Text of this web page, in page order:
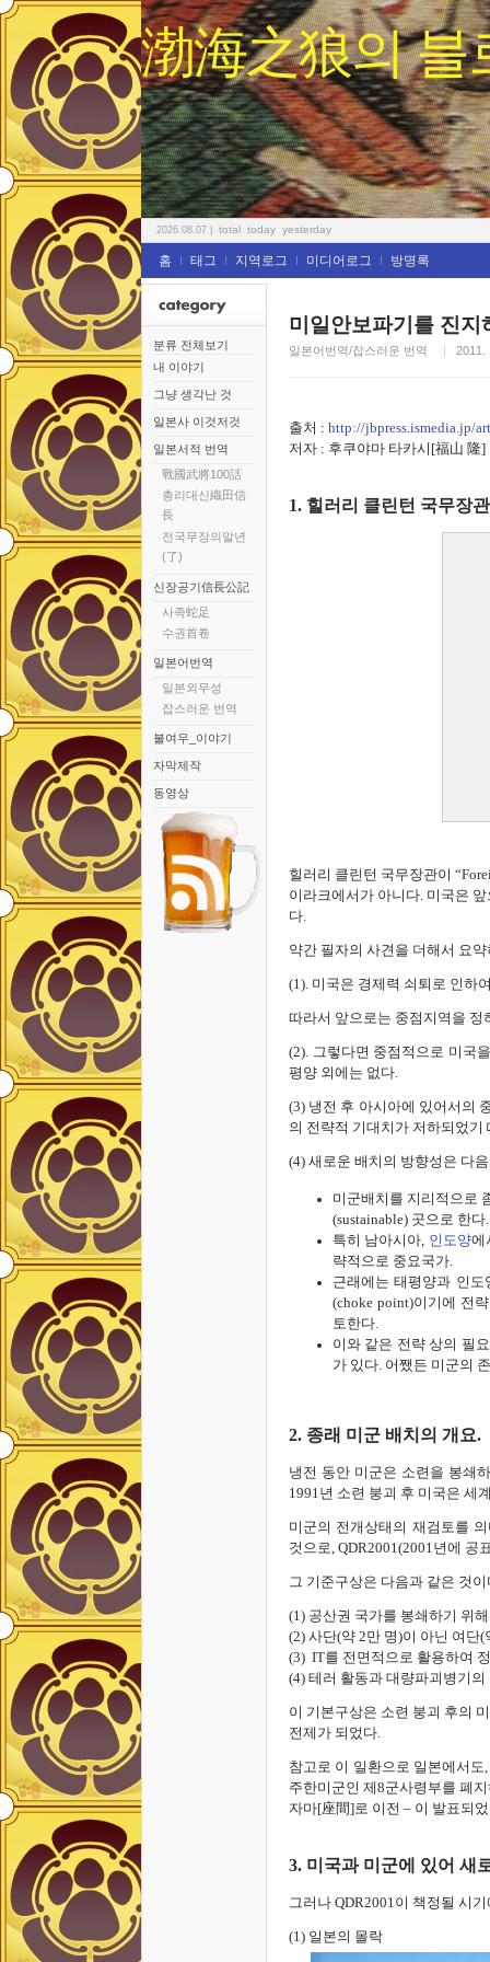
渤海之狼의 블
2026.08.07 total today yesterday
홈 태그 지역로그 미디어로그 방명록
분류 전체보기
내 이야기
그냥 생각난 것
일본사 이것저것
일본서적 번역
戰國武將100話
총리대신織田信
長
전국무장의말년
(了)
신장공기信長公記
사족蛇足
수권首卷
일본어번역
일본외무성
잡스러운 번역
불여우_이야기
자막제작
동영상
미일안보파기를 진지
일본어번역/잡스러운 번역 2011.
출처 : http://jbpress.ismedia.jp/
저자 : 후쿠야마 타카시[福山 隆]
1. 힐러리 클린턴 국무장
힐러리 클린턴 국무장관이
이라크에서가 아니다. 미국은
다.
약간 필자의 사견을 더해서 요
(1). 미국은 경제력 쇠퇴로 인하
따라서 앞으로는 중점지역을 정
(2). 그렇다면 중점적으로 미국
평양 외에는 없다.
(3) 냉전 후 아시아에 있어서의
의 전략적 기대치가 저하되었기
(4) 새로운 배치의 방향성은 다
미군배치를 지리적으로
(sustainable) 곳으로 한다.
특히 남아시아, 인도양에
략적으로 중요국가.
근래에는 태평양과 인
(choke point)이기에 전
토한다.
이와 같은 전략 상의 필
가 있다. 어쨌든 미군의
2. 종래 미군 배치의 개요.
냉전 동안 미군은 소련을 봉쇄
1991년 소련 붕괴 후 미국은 세
미군의 전개상태의 재검토를
것으로, QDR2001(2001년에 공
그 기준구상은 다음과 같은 것이
(1) 공산권 국가를 봉쇄하기 위
(2) 사단(약 2만 명)이 아닌 여단
(3) IT를 전면적으로 활용하여
(4) 테러 활동과 대량파괴병기
이 기본구상은 소련 붕괴 후의
전제가 되었다.
참고로 이 일환으로 일본에서
주한미군인 제8군사령부를 폐
자마[座間]로 이전 – 이 발표되
3. 미국과 미군에 있어 새
그러나 QDR2001이 책정될 시
(1) 일본의 몰락